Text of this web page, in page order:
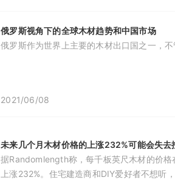
俄罗斯视角下的全球木材趋势和中国市场
俄罗斯作为世界上主要的木材出口国之一，
2021/06/08
未来几个月木材价格的上涨232%可能会失去
据Randomlength称，每千板英尺木材的价
上涨232%。住宅建造商和DIY爱好者不想听